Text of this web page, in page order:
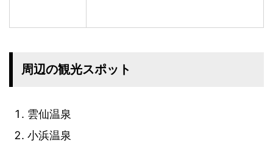
周辺の観光スポット
雲仙温泉
小浜温泉